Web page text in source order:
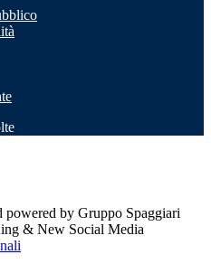
powered by Gruppo Spaggiari
& New Social Media